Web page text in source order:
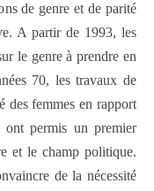
de genre et de parité
A partir de 1993, les
le genre à prendre en
70, les travaux de
des femmes en rapport
permis un premier
et le champ politique.
de la nécessité